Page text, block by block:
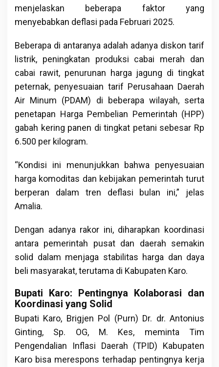
menjelaskan beberapa faktor yang
menyebabkan deflasi pada Februari 2025.
Beberapa di antaranya adalah adanya diskon tarif
listrik, peningkatan produksi cabai merah dan
cabai rawit, penurunan harga jagung di tingkat
peternak, penyesuaian tarif Perusahaan Daerah
Air Minum (PDAM) di beberapa wilayah, serta
penetapan Harga Pembelian Pemerintah (HPP)
gabah kering panen di tingkat petani sebesar Rp
6.500 per kilogram.
“Kondisi ini menunjukkan bahwa penyesuaian
harga komoditas dan kebijakan pemerintah turut
berperan dalam tren deflasi bulan ini,” jelas
Amalia.
Dengan adanya rakor ini, diharapkan koordinasi
antara pemerintah pusat dan daerah semakin
solid dalam menjaga stabilitas harga dan daya
beli masyarakat, terutama di Kabupaten Karo.
Bupati Karo: Pentingnya Kolaborasi dan
Koordinasi yang Solid
Bupati Karo, Brigjen Pol (Purn) Dr. dr. Antonius
Ginting, Sp. OG, M. Kes, meminta Tim
Pengendalian Inflasi Daerah (TPID) Kabupaten
Karo bisa merespons terhadap pentingnya kerja